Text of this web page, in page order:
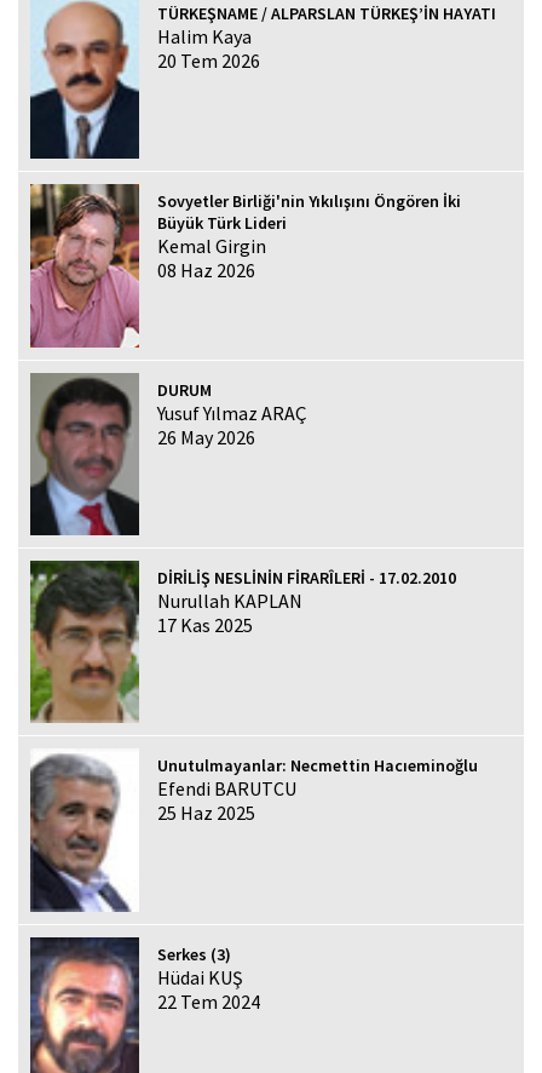
TÜRKEŞNAME / ALPARSLAN TÜRKEŞ’İN HAYATI
Halim Kaya
20 Tem 2026
Sovyetler Birliği'nin Yıkılışını Öngören İki
Büyük Türk Lideri
Kemal Girgin
08 Haz 2026
DURUM
Yusuf Yılmaz ARAÇ
26 May 2026
DİRİLİŞ NESLİNİN FİRARÎLERİ - 17.02.2010
Nurullah KAPLAN
17 Kas 2025
Unutulmayanlar: Necmettin Hacıeminoğlu
Efendi BARUTCU
25 Haz 2025
Serkes (3)
Hüdai KUŞ
22 Tem 2024